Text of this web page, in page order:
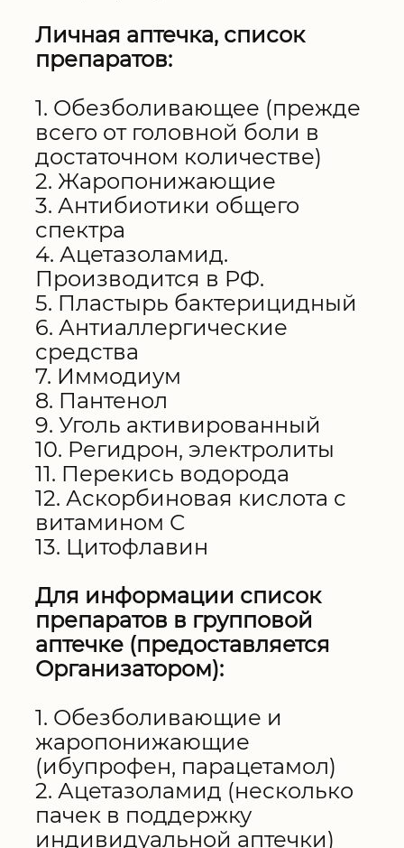
Личная аптечка, список
препаратов:
1. Обезболивающее (прежде
всего от головной боли в
достаточном количестве)
2. Жаропонижающие
3. Антибиотики общего
спектра
4. Ацетазоламид.
Производится в РФ.
5. Пластырь бактерицидный
6. Антиаллергические
средства
7. Иммодиум
8. Пантенол
9. Уголь активированный
10. Регидрон, электролиты
11. Перекись водорода
12. Аскорбиновая кислота с
витамином С
13. Цитофлавин
Для информации список
препаратов в групповой
аптечке (предоставляется
Организатором):
1. Обезболивающие и
жаропонижающие
(ибупрофен, парацетамол)
2. Ацетазоламид (несколько
пачек в поддержку
индивидуальной аптечки)